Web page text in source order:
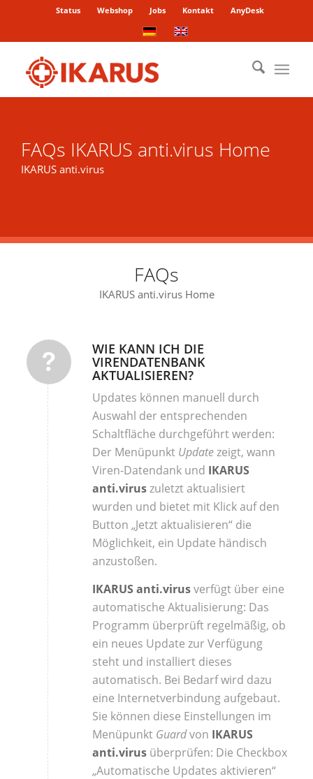
Status Webshop Jobs Kontakt AnyDesk
FAQs IKARUS anti.virus Home
IKARUS anti.virus
FAQs
IKARUS anti.virus Home
WIE KANN ICH DIE
VIRENDATENBANK
AKTUALISIEREN?
Updates können manuell durch
Auswahl der entsprechenden
Schaltfläche durchgeführt werden:
Der Menüpunkt Updatezeigt, wann
Viren-Datendank und IKARUS
anti.viruszuletzt aktualisiert
wurden und bietet mit Klick auf den
Button „Jetzt aktualisieren“ die
Möglichkeit, ein Update händisch
anzustoßen.
IKARUS anti.virusverfügt über eine
automatische Aktualisierung: Das
Programm überprüft regelmäßig, ob
ein neues Update zur Verfügung
steht und installiert dieses
automatisch. Bei Bedarf wird dazu
eine Internetverbindung aufgebaut.
Sie können diese Einstellungen im
Menüpunkt Guardvon IKARUS
anti.virusüberprüfen: Die Checkbox
„Automatische Updates aktivieren“